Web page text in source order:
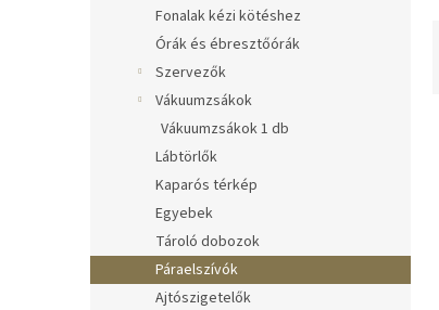
Fonalak kézi kötéshez
Órák és ébresztőórák
Szervezők
Vákuumzsákok
Vákuumzsákok 1 db
Lábtörlők
Kaparós térkép
Egyebek
Tároló dobozok
Páraelszívók
Ajtószigetelők